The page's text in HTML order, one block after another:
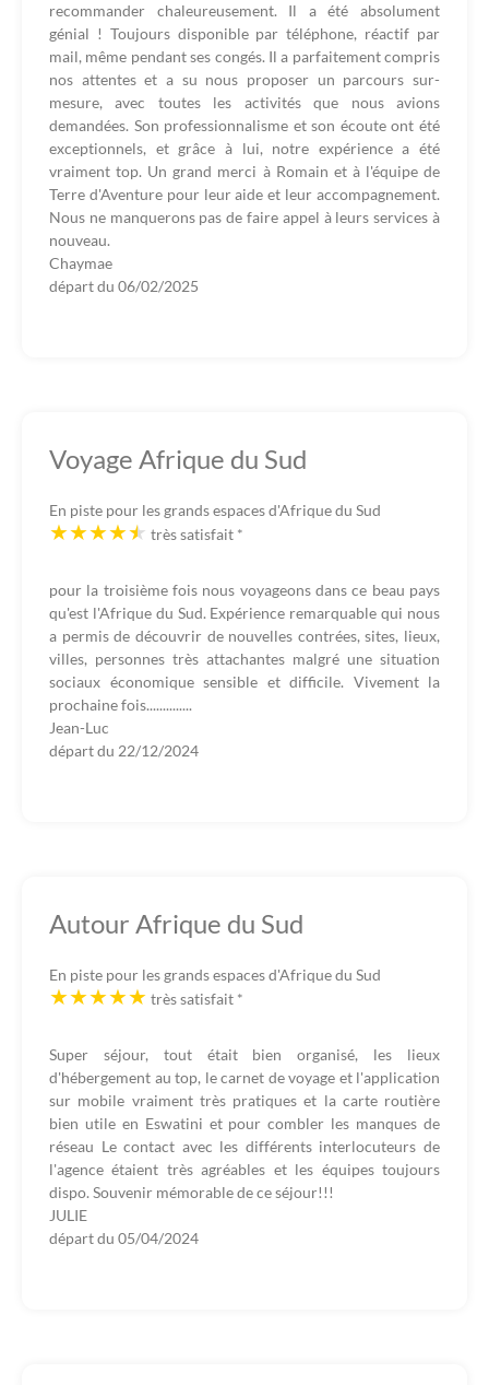
recommander chaleureusement. Il a été absolument
génial ! Toujours disponible par téléphone, réactif par
mail, même pendant ses congés. Il a parfaitement compris
nos attentes et a su nous proposer un parcours sur-
mesure, avec toutes les activités que nous avions
demandées. Son professionnalisme et son écoute ont été
exceptionnels, et grâce à lui, notre expérience a été
vraiment top. Un grand merci à Romain et à l'équipe de
Terre d'Aventure pour leur aide et leur accompagnement.
Nous ne manquerons pas de faire appel à leurs services à
nouveau.
Chaymae
départ du 06/02/2025
Voyage Afrique du Sud
En piste pour les grands espaces d'Afrique du Sud
très satisfait *
pour la troisième fois nous voyageons dans ce beau pays
qu'est l'Afrique du Sud. Expérience remarquable qui nous
a permis de découvrir de nouvelles contrées, sites, lieux,
villes, personnes très attachantes malgré une situation
sociaux économique sensible et difficile. Vivement la
prochaine fois..............
Jean-Luc
départ du 22/12/2024
Autour Afrique du Sud
En piste pour les grands espaces d'Afrique du Sud
très satisfait *
Super séjour, tout était bien organisé, les lieux
d'hébergement au top, le carnet de voyage et l'application
sur mobile vraiment très pratiques et la carte routière
bien utile en Eswatini et pour combler les manques de
réseau Le contact avec les différents interlocuteurs de
l'agence étaient très agréables et les équipes toujours
dispo. Souvenir mémorable de ce séjour!!!
JULIE
départ du 05/04/2024